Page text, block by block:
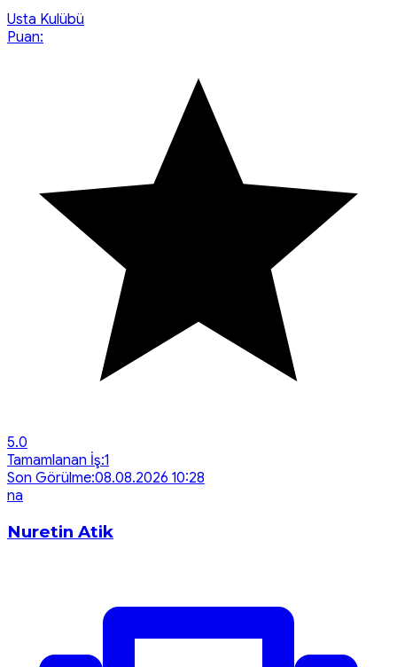
Usta Kulübü
Puan:
5.0
Tamamlanan İş:1
Son Görülme:08.08.2026 10:28
na
Nuretin Atik